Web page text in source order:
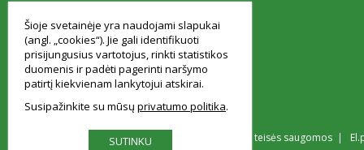
© Vilniaus Simono Konarskio gimnazija Visos teisės saugomos |
Šioje svetainėje yra naudojami slapukai
(angl. „cookies“). Jie gali identifikuoti
prisijungusius vartotojus, rinkti statistikos
duomenis ir padėti pagerinti naršymo
patirtį kiekvienam lankytojui atskirai.
Susipažinkite su mūsų privatumo politika
SUTINKU